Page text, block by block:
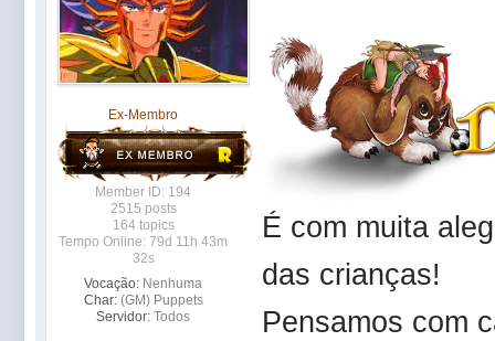
Ex-Membro
Member ID: 194
2515 posts
164 topics
Tempo Online: 79d 11h 43m
32s
Vocação: Nenhuma
Char: (GM) Puppets
Servidor: Todos
É com muita
das crianças!
Pensamos com